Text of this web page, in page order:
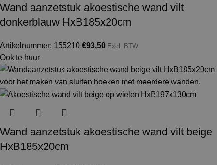
Wand aanzetstuk akoestische wand vilt
donkerblauw HxB185x20cm
Artikelnummer: 155210 €93,50 Excl. BTW
Ook te huur
Wand aanzetstuk akoestische wand vilt beige
HxB185x20cm